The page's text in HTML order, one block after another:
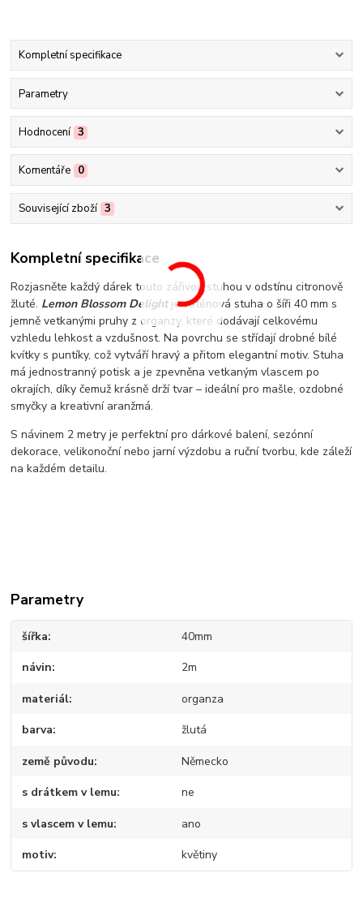
Kompletní specifikace
Parametry
Hodnocení 3
Komentáře 0
Související zboží 3
Kompletní specifikace
Rozjasněte každý dárek touto zářivou stuhou v odstínu citronově
žluté. Lemon Blossom Delightje saténová stuha o šíři 40 mm s
jemně vetkanými pruhy z organzy, které dodávají celkovému
vzhledu lehkost a vzdušnost. Na povrchu se střídají drobné bílé
kvítky s puntíky, což vytváří hravý a přitom elegantní motiv. Stuha
má jednostranný potisk a je zpevněna vetkaným vlascem po
okrajích, díky čemuž krásně drží tvar – ideální pro mašle, ozdobné
smyčky a kreativní aranžmá.
S návinem 2 metry je perfektní pro dárkové balení, sezónní
dekorace, velikonoční nebo jarní výzdobu a ruční tvorbu, kde záleží
na každém detailu.
Parametry
šířka 40mm
návin 2m
materiál organza
barva žlutá
země původu Německo
s drátkem v lemu ne
s vlascem v lemu ano
motiv květiny